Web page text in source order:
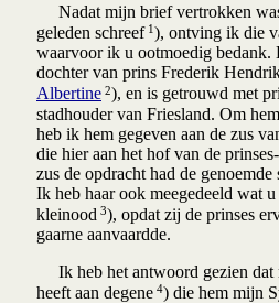
Nadat mijn brief vertrokken
geleden schreef1), ontving ik die
waarvoor ik u ootmoedig bedank.
dochter van prins Frederik
Albertine 2), en is getrouwd met
stadhouder van Friesland. Om
heb ik hem gegeven aan de zus
die hier aan het hof van de
zus de opdracht had de
Ik heb haar ook meegedeeld wat
kleinood 3), opdat zij de prinses
gaarne aanvaardde.
Ik heb het antwoord gezien dat
heeft aan degene 4) die hem mijn